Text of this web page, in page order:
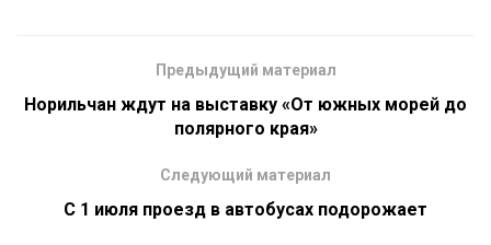
Предыдущий материал
Норильчан ждут на выставку «От южных морей до
полярного края»
Следующий материал
С 1 июля проезд в автобусах подорожает